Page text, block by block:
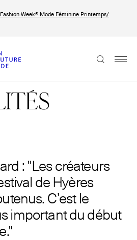
Week® Mode Féminine Printemps/
: "Les créateurs
de Hyères
C’est le
important du début
Week®
Week